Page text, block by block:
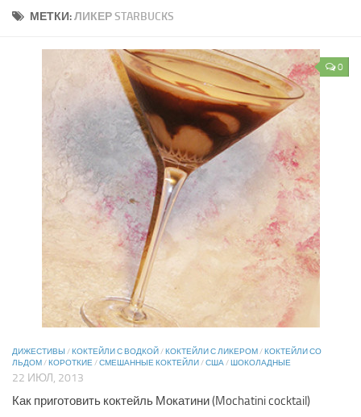
МЕТКИ:ЛИКЕР STARBUCKS
0
ДИЖЕСТИВЫ / КОКТЕЙЛИ С ВОДКОЙ / КОКТЕЙЛИ С ЛИКЕРОМ / КОКТЕЙЛИ СО
ЛЬДОМ / КОРОТКИЕ/СМЕШАННЫЕ КОКТЕЙЛИ /США/ ШОКОЛАДНЫЕ
22 ИЮЛ, 2013
Как приготовить коктейль Мокатини (Mochatini cocktail)